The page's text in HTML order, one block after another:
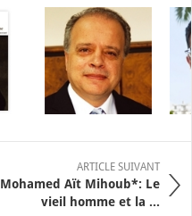
ARTICLE SUIVANT
Mohamed Aït Mihoub*: Le
vieil homme et la ...